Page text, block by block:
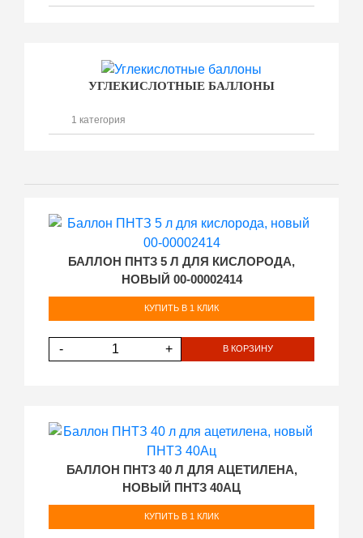
УГЛЕКИСЛОТНЫЕ БАЛЛОНЫ
1 категория
БАЛЛОН ПНТЗ 5 Л ДЛЯ КИСЛОРОДА,
НОВЫЙ 00-00002414
КУПИТЬ В 1 КЛИК
- + В КОРЗИНУ
БАЛЛОН ПНТЗ 40 Л ДЛЯ АЦЕТИЛЕНА,
НОВЫЙ ПНТЗ 40АЦ
КУПИТЬ В 1 КЛИК